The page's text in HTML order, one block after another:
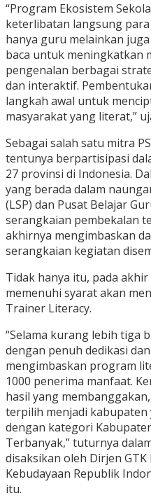
“Program Ekosistem
keterlibatan langsung
hanya guru melainkan
baca untuk meningkatkan
pengenalan berbagai
dan interaktif.
langkah awal untuk
masyarakat yang literat,”
Sebagai salah satu mitra
tentunya berpartisipasi
27 provinsi di Indonesia.
yang berada dalam
(LSP) dan Pusat Belajar
serangkaian pembekalan
akhirnya mengimbaskan
serangkaian kegiatan
Tidak hanya itu, pada
memenuhi syarat akan
Trainer Literacy.
“Selama kurang lebih tiga
dengan penuh dedikasi
mengimbaskan program
1000 penerima manfaat.
hasil yang
terpilih menjadi
dengan kategori
Terbanyak,” tuturnya
disaksikan oleh Dirjen
Kebudayaan Republik
itu.